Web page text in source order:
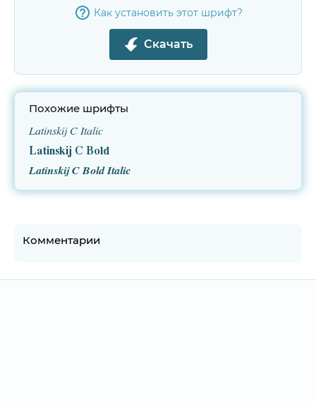
Как установить этот шрифт?
Скачать
Похожие шрифты
Latinskij C Italic
Latinskij C Bold
Latinskij C Bold Italic
Комментарии